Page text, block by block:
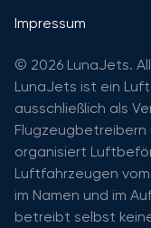
Impressum
© 2026 LunaJets.
LunaJets ist ein
ausschließlich als
Flugzeugbetreibern
organisiert
Luftfahrzeugen
im Namen und im
betreibt selbst